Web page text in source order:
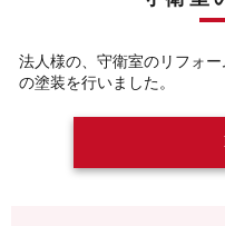
法人様の、守衛室のリフォ
の塗装を行いました。